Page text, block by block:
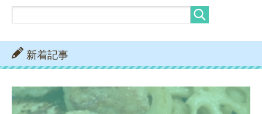
新着記事